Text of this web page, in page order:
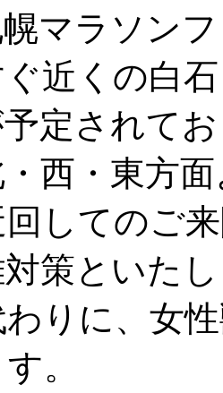
マラソン
近くの白
定されて
西・東方
回してのご
策といた
りに、女
。